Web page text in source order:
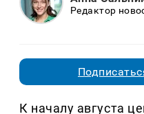
Редактор
К началу августа